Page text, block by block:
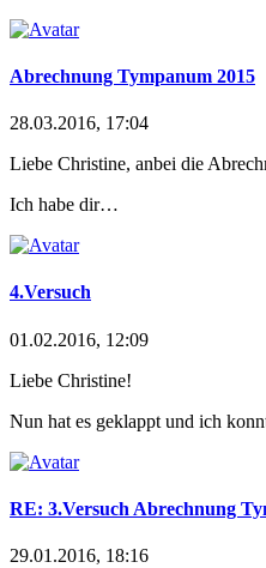
Abrechnung Tympanum 2015
28.03.2016, 17:04
Liebe Christine, anbei die
Ich habe dir…
4.Versuch
01.02.2016, 12:09
Liebe Christine!
Nun hat es geklappt und ich
RE: 3.Versuch Abrechnung
29.01.2016, 18:16